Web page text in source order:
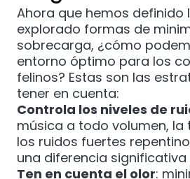
Ahora que hemos definido
explorado formas de
sobrecarga, ¿cómo
entorno óptimo para los
felinos? Estas son las
tener en cuenta:
Controla los niveles de
música a todo volumen, la
los ruidos fuertes
una diferencia
Ten en cuenta el olor: